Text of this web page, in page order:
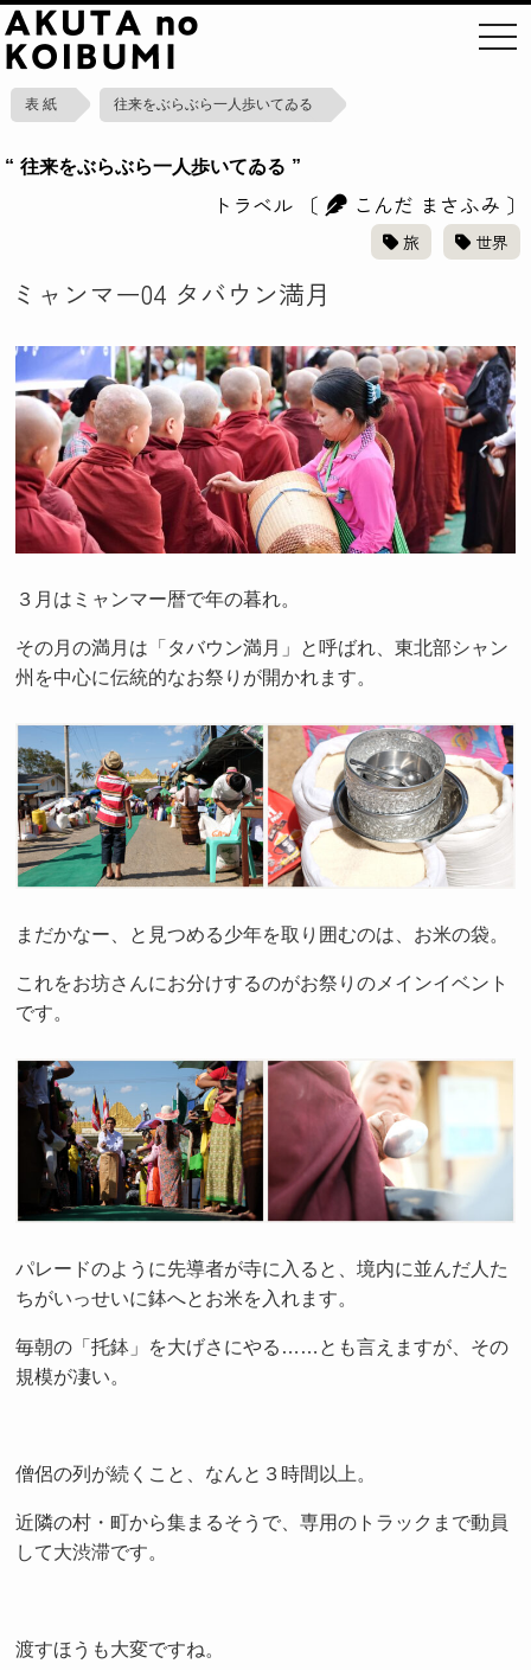
表 紙 往来をぶらぶら一人歩いてゐる
“ 往来をぶらぶら一人歩いてゐる ”
トラベル〔 こんだ まさふみ 〕
旅 世界
ミャンマー04 タバウン満月
３月はミャンマー暦で年の暮れ。
その月の満月は「タバウン満月」と呼ばれ、東北部シャン
州を中心に伝統的なお祭りが開かれます。
まだかなー、と見つめる少年を取り囲むのは、お米の袋。
これをお坊さんにお分けするのがお祭りのメインイベント
です。
パレードのように先導者が寺に入ると、境内に並んだ人た
ちがいっせいに鉢へとお米を入れます。
毎朝の「托鉢」を大げさにやる……とも言えますが、その
規模が凄い。
僧侶の列が続くこと、なんと３時間以上。
近隣の村・町から集まるそうで、専用のトラックまで動員
して大渋滞です。
渡すほうも大変ですね。